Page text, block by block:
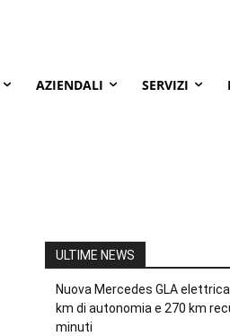
AZIENDALI SERVIZI
ULTIME NEWS
Nuova Mercedes GLA
km di autonomia e 270 km
minuti